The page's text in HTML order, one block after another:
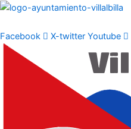
Ir
contenido
Facebook X-twitter Youtube